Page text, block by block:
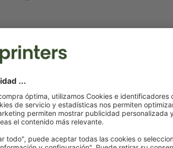
archivos de impresión Caja de té
al crear datos de impresión:
campo de color y asígnale al